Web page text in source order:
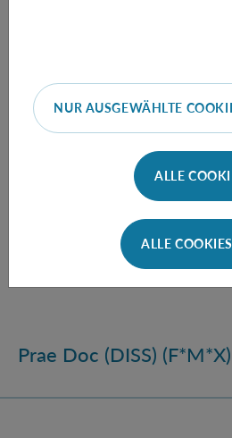
Prae Doc (DISS) (F*M*X)
NUR AUSGEWÄHLTE
ALLE
ALLE